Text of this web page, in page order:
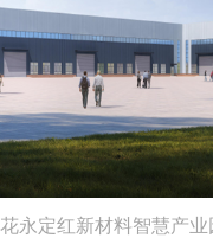
永定红新材料智慧产业